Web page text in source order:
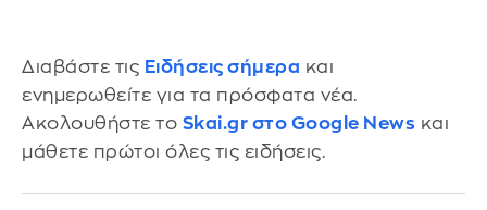
Διαβάστε τις Ειδήσεις σήμερα και
ενημερωθείτε για τα πρόσφατα νέα.
Ακολουθήστε το Skai.gr στο Google News και
μάθετε πρώτοι όλες τις ειδήσεις.